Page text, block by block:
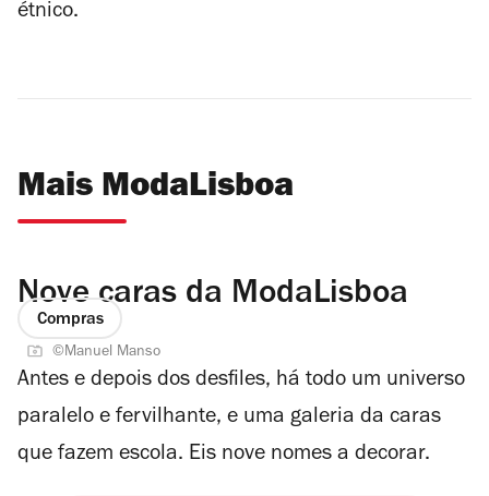
étnico.
Mais ModaLisboa
Nove caras da ModaLisboa
Compras
©Manuel Manso
Antes e depois dos desfiles, há todo um universo
paralelo e fervilhante, e uma galeria da caras
que fazem escola. Eis nove nomes a decorar.